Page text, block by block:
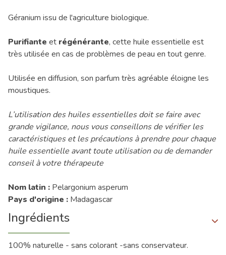
Géranium issu de l'agriculture biologique.
Purifiante et régénérante, cette huile essentielle est
très utilisée en cas de problèmes de peau en tout genre.
Utilisée en diffusion, son parfum très agréable éloigne les
moustiques.
L’utilisation des huiles essentielles doit se faire avec
grande vigilance, nous vous conseillons de vérifier les
caractéristiques et les précautions à prendre pour chaque
huile essentielle avant toute utilisation ou de demander
conseil à votre thérapeute
Nom latin : Pelargonium asperum
Pays d'origine : Madagascar
Ingrédients
100% naturelle - sans colorant -sans conservateur.